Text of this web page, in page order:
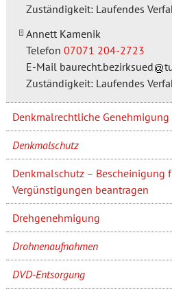
Zuständigkeit: Laufendes
Annett Kamenik
Telefon 07071 204-2723
E-Mail baurecht.bezirksued
Zuständigkeit: Laufendes
Denkmalrechtliche
Denkmalschutz
Denkmalschutz – Bescheinigung
Vergünstigungen beantragen
Drehgenehmigung
Drohnenaufnahmen
DVD-Entsorgung